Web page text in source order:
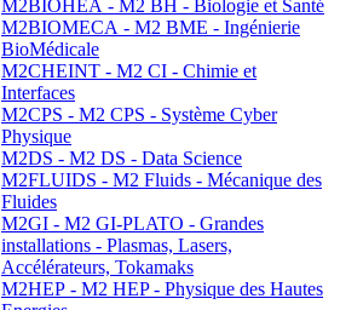
M2BIOHEA - M2 BH - Biologie et Santé
M2BIOMECA - M2 BME - Ingénierie
BioMédicale
M2CHEINT - M2 CI - Chimie et
Interfaces
M2CPS - M2 CPS - Système Cyber
Physique
M2DS - M2 DS - Data Science
M2FLUIDS - M2 Fluids - Mécanique des
Fluides
M2GI - M2 GI-PLATO - Grandes
installations - Plasmas, Lasers,
Accélérateurs, Tokamaks
M2HEP - M2 HEP - Physique des Hautes